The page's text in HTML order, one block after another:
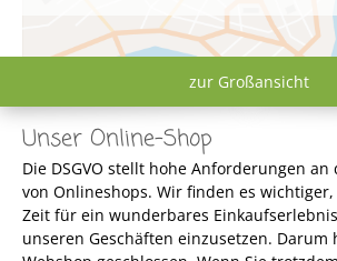
zur Großansicht
Unser Online-Shop
Die DSGVO stellt hohe Anforderungen
von Onlineshops. Wir finden es
Zeit für ein wunderbares
unseren Geschäften einzusetzen. Darum